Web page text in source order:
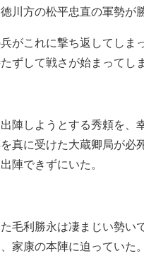
川方の松平忠直の軍勢が
がこれに撃ち返してしま
ずして戦さが始まってしま
陣しようとする秀頼を、
真に受けた大蔵卿局が必
陣できずにいた。
毛利勝永は凄まじい勢い
家康の本陣に迫っていた。